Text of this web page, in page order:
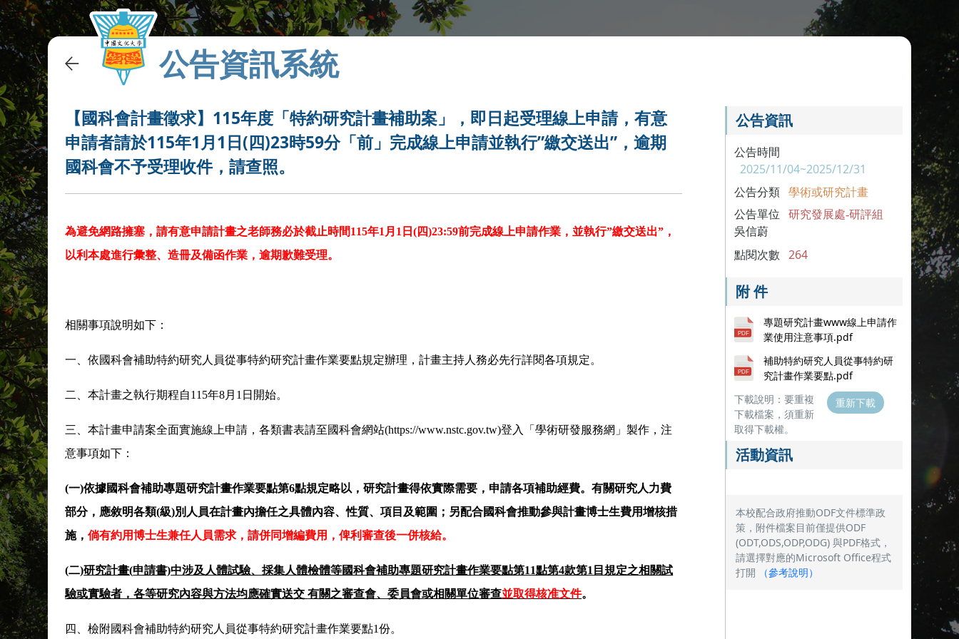
公告資訊系統
【國科會計畫徵求】115年度「特約研究計畫補助案」，即日起受理線上申請，有意
申請者請於115年1月1日(四)23時59分「前」完成線上申請並執行”繳交送出”，逾期
國科會不予受理收件，請查照。
為避免網路擁塞，請有意申請計畫之老師務必於截止時間115年1月1日(四)23:59前完成線上申請作業，並執行”繳交送出”，
以利本處進行彙整、造冊及備函作業，逾期歉難受理。
相關事項說明如下：
一、依國科會補助特約研究人員從事特約研究計畫作業要點規定辦理，計畫主持人務必先行詳閱各項規定。
二、本計畫之執行期程自115年8月1日開始。
三、本計畫申請案全面實施線上申請，各類書表請至國科會網站(https://www.nstc.gov.tw)登入「學術研發服務網」製作 ，注
意事項如下：
(一)依據國科會補助專題研究計畫作業要點第6點規定略以，研究計畫得依實際需要，申請各項補助經費。有關研究人力費
部分，應敘明各類(級)別人員在計畫內擔任之具體內容、性質、項目及範圍；另配合國科會推動參與計畫博士生費用增核措
施，倘有約用博士生兼任人員需求，請併同增編費用，俾利審查後一併核給。
(二)研究計畫(申請書)中涉及人體試驗、採集人體檢體等國科會補助專題研究計畫作業要點第11點第4款第1 目規定之相關試
驗或實驗者，各等研究內容與方法均應確實送交有關之審查會、委員會或相關單位審查並取得核准文件。
四、檢附國科會補助特約研究人員從事特約研究計畫作業要點1份。
公告資訊
公告時間
2025/11/04~2025/12/31
公告分類 學術或研究計畫
公告單位
研究發展處-研評組
吳信蔚
點閱次數 264
附 件
專題研究計畫www線上申請作
業使用注意事項.pdf
補助特約研究人員從事特約研
究計畫作業要點.pdf
下載說明：要重複
下載檔案，須重新
取得下載權。
重新下載
活動資訊
本校配合政府推動ODF文件標準政
策，附件檔案目前僅提供ODF
(ODT,ODS,ODP,ODG) 與PDF格式，
請選擇對應的Microsoft Office程式
打開
（參考說明）